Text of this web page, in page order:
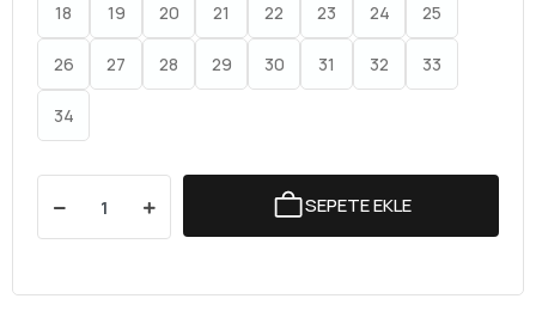
18 19 20 21 22 23 24 25
26 27 28 29 30 31 32 33
34
SEPETE EKLE